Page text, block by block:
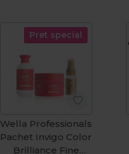
Pret special
Wella Professionals
Pachet Invigo Color
Brilliance Fine